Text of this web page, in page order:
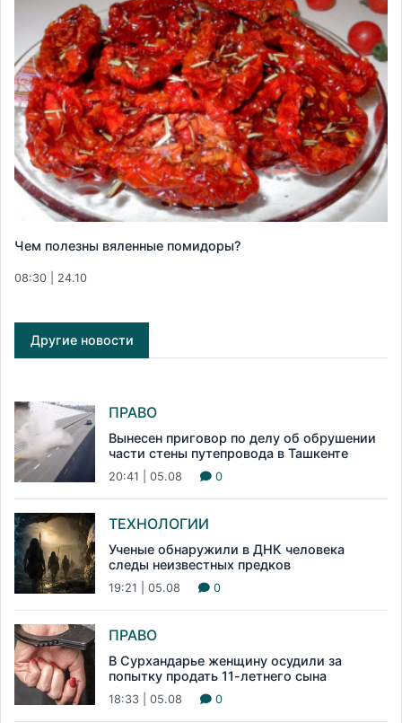
Чем полезны вяленные помидоры?
08:30 | 24.10
Другие новости
ПРАВО
Вынесен приговор по делу об обрушении
части стены путепровода в Ташкенте
20:41 | 05.08 0
ТЕХНОЛОГИИ
Ученые обнаружили в ДНК человека
следы неизвестных предков
19:21 | 05.08 0
ПРАВО
В Сурхандарье женщину осудили за
попытку продать 11-летнего сына
18:33 | 05.08 0